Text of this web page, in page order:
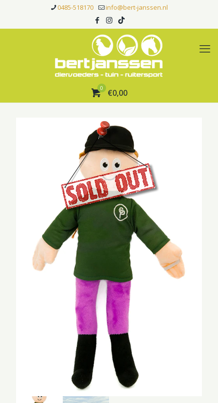
0485-518170 info@bert-janssen.nl
0 €0,00